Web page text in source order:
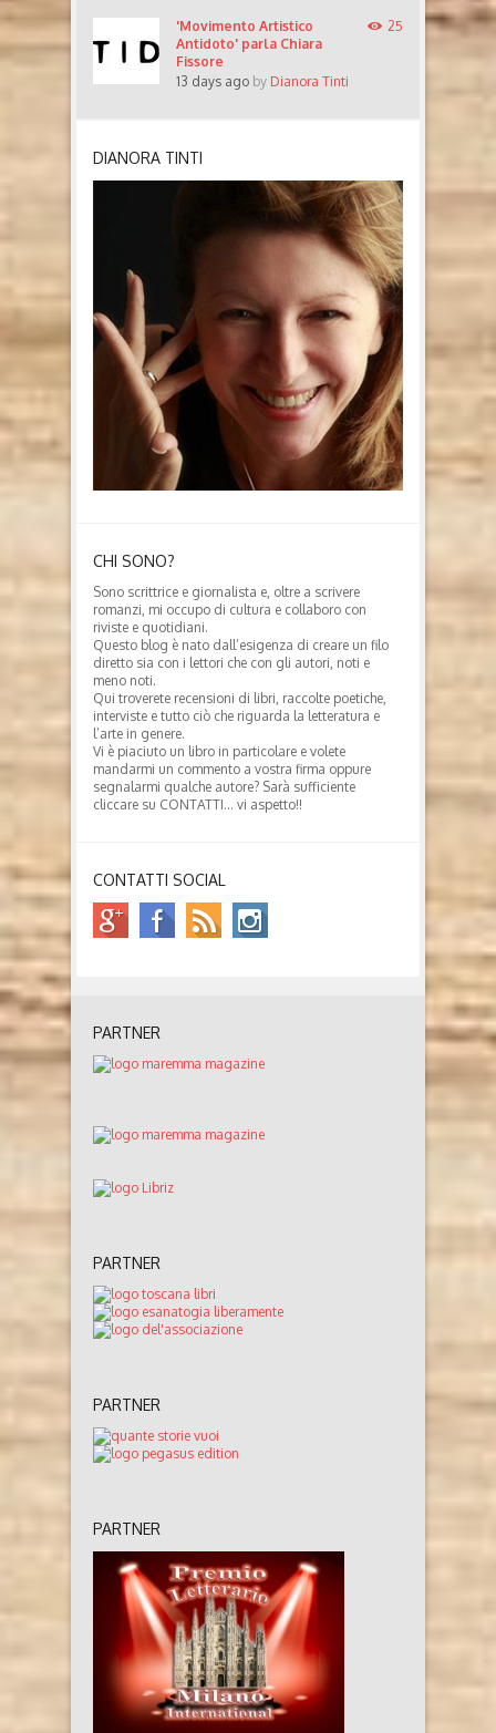
'Movimento Artistico
Antidoto' parla Chiara
Fissore
13 days ago by Dianora Tinti
25
DIANORA TINTI
CHI SONO?
Sono scrittrice e giornalista e, oltre a scrivere
romanzi, mi occupo di cultura e collaboro con
riviste e quotidiani.
Questo blog è nato dall’esigenza di creare un filo
diretto sia con i lettori che con gli autori, noti e
meno noti.
Qui troverete recensioni di libri, raccolte poetiche,
interviste e tutto ciò che riguarda la letteratura e
l’arte in genere.
Vi è piaciuto un libro in particolare e volete
mandarmi un commento a vostra firma oppure
segnalarmi qualche autore? Sarà sufficiente
cliccare su CONTATTI… vi aspetto!!
CONTATTI SOCIAL
PARTNER
PARTNER
PARTNER
PARTNER